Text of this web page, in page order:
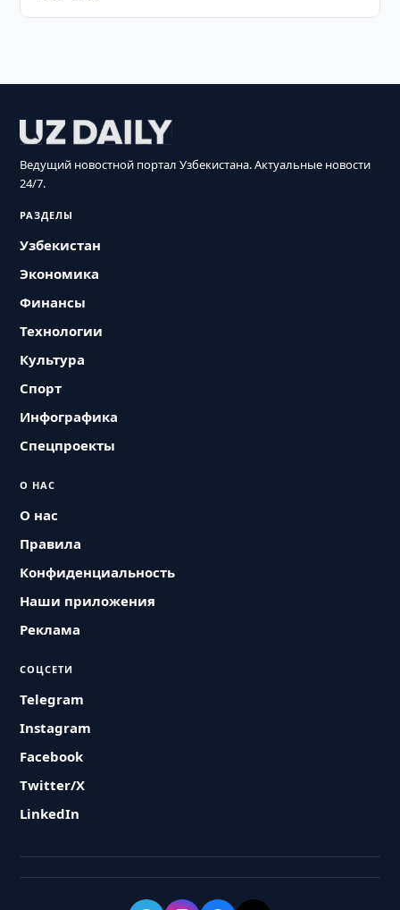
Ведущий новостной портал Узбекистана. Актуальные новости
24/7.
РАЗДЕЛЫ
Узбекистан
Экономика
Финансы
Технологии
Культура
Спорт
Инфографика
Спецпроекты
О НАС
О нас
Правила
Конфиденциальность
Наши приложения
Реклама
СОЦСЕТИ
Telegram
Instagram
Facebook
Twitter/X
LinkedIn